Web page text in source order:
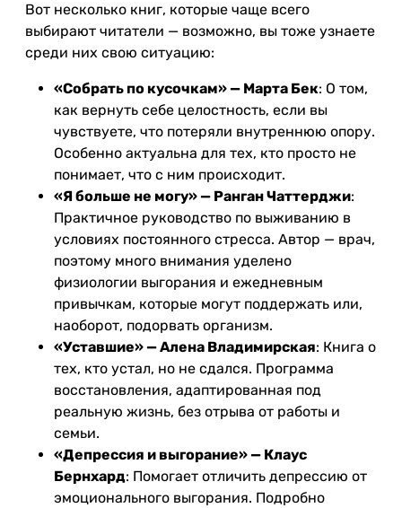
Вот несколько книг, которые чаще всего
выбирают читатели — возможно, вы тоже узнаете
среди них свою ситуацию:
«Собрать по кусочкам» — Марта Бек: О том,
как вернуть себе целостность, если вы
чувствуете, что потеряли внутреннюю опору.
Особенно актуальна для тех, кто просто не
понимает, что с ним происходит.
«Я больше не могу» — Ранган Чаттерджи:
Практичное руководство по выживанию в
условиях постоянного стресса. Автор — врач,
поэтому много внимания уделено
физиологии выгорания и ежедневным
привычкам, которые могут поддержать или,
наоборот, подорвать организм.
«Уставшие» — Алена Владимирская: Книга о
тех, кто устал, но не сдался. Программа
восстановления, адаптированная под
реальную жизнь, без отрыва от работы и
семьи.
«Депрессия и выгорание» — Клаус
Бернхард: Помогает отличить депрессию от
эмоционального выгорания. Подробно